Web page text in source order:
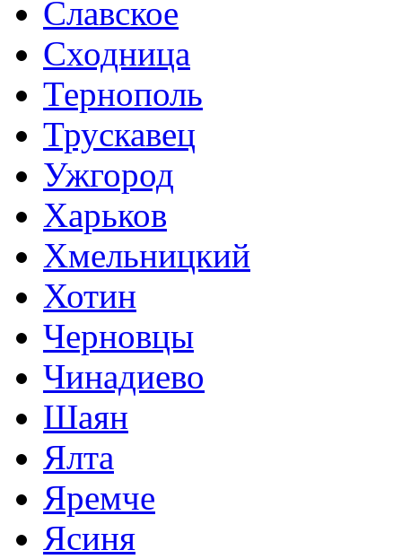
Славское
Сходница
Тернополь
Трускавец
Ужгород
Харьков
Хмельницкий
Хотин
Черновцы
Чинадиево
Шаян
Ялта
Яремче
Ясиня